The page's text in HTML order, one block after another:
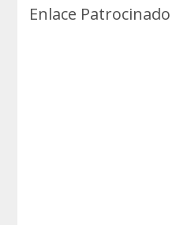
Enlace Patrocinado